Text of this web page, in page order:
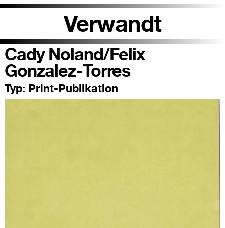
Verwandt
Cady Noland/Felix
Gonzalez-Torres
Typ: Print-Publikation